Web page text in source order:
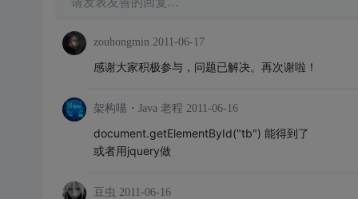
zouhongmin 2011-06-17
感谢大家积极参与，问题已解决。再次谢啦！
架构喵・Java 老程 2011-06-16
document.getElementById("tb") 能得到了
或者用jquery做
豆虫 2011-06-16